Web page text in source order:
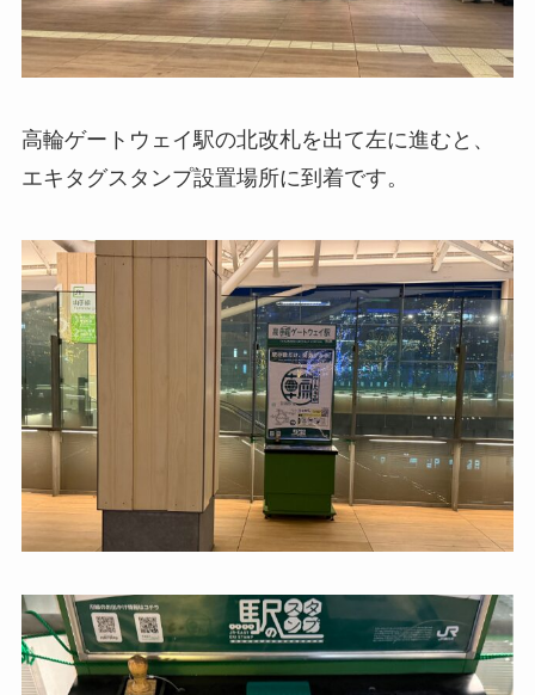
高輪ゲートウェイ駅の北改札を出て左に進むと、
エキタグスタンプ設置場所に到着です。